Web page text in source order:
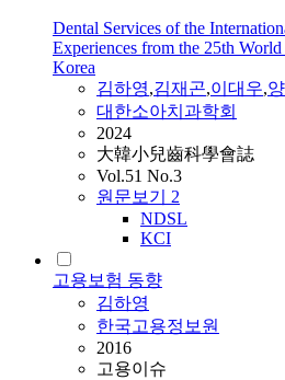
Dental Services of the
Experiences from the 25th
Korea
김하영,김재곤,이대우,
대한소아치과학회
2024
大韓小兒齒科學會誌
Vol.51 No.3
원문보기 2
NDSL
KCI
고용보험 동향
김하영
한국고용정보원
2016
고용이슈